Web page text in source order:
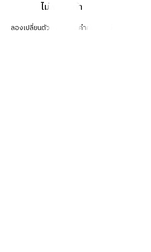
ไม่พบสินค้า
ลองเปลี่ยนตัวกรองหรือคำค้นหาใหม่